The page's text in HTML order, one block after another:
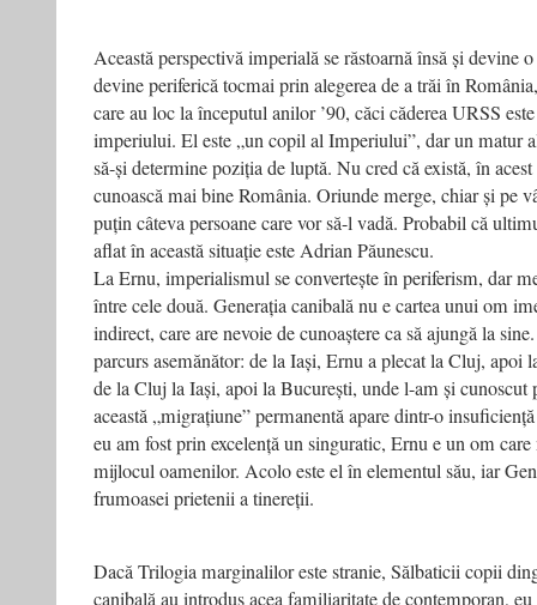
Această perspectivă imperială se răstoarnă însă și devine
devine periferică tocmai prin alegerea de a trăi în
care au loc la începutul anilor ’90, căci căderea URSS
imperiului. El este „un copil al Imperiului”, dar un matur
să-și determine poziția de luptă. Nu cred că există, în
cunoască mai bine România. Oriunde merge, chiar și pe
puțin câteva persoane care vor să-l vadă. Probabil că
aflat în această situație este Adrian Păunescu.
La Ernu, imperialismul se convertește în periferism, dar
între cele două. Generația canibală nu e cartea unui om
indirect, care are nevoie de cunoaștere ca să ajungă la
parcurs asemănător: de la Iași, Ernu a plecat la Cluj, apoi
de la Cluj la Iași, apoi la București, unde l-am și cunoscut
această „migrațiune” permanentă apare dintr-o
eu am fost prin excelență un singuratic, Ernu e un om
mijlocul oamenilor. Acolo este el în elementul său, iar
frumoasei prietenii a tinereții.
Dacă Trilogia marginalilor este stranie, Sălbaticii copii
canibală au introdus acea familiaritate de contemporan,